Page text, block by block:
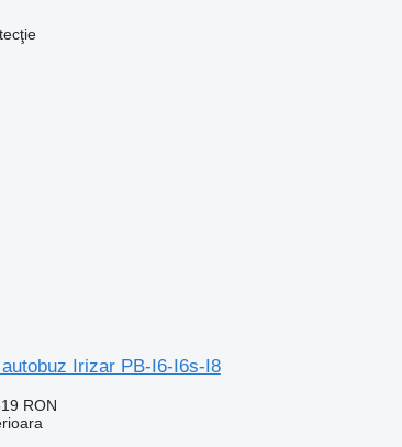
Irizar PB-I6-I6s-I8
RON